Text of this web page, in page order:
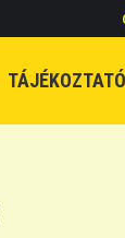
TÁJÉKOZTATÓ